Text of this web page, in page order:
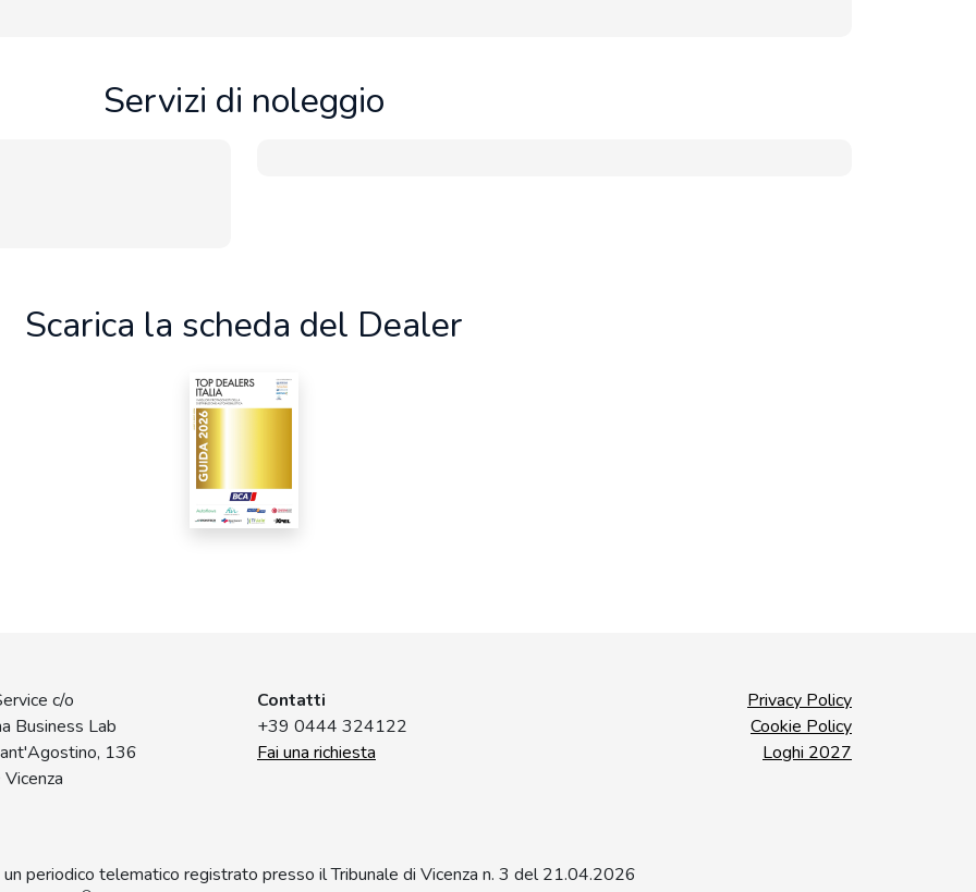
Servizi di noleggio
Scarica la scheda del Dealer
c/o
Business Lab
136
Contatti
+39 0444 324122
Fai una richiesta
Privacy Policy
Cookie Policy
Loghi 2027
periodico telematico registrato presso il Tribunale di Vicenza n. 3 del 21.04.2026